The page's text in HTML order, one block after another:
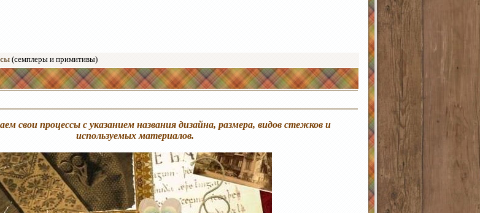
(семплеры и примитивы)
свои процессы с указанием названия дизайна, размера, видов стежков и
используемых материалов.